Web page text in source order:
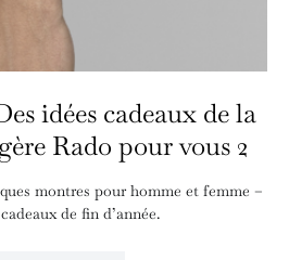
idées cadeaux de la
Rado pour vous 2
montres pour homme et femme –
de fin d’année.